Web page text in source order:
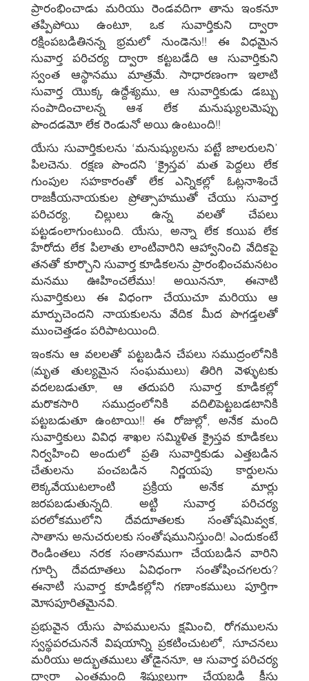
ప్రారంభించాడు మరియు రెండవదిగా తాను ఇంకనూ
తప్పిపోయి ఉంటూ, ఒక సువార్తికుని ద్వారా
రక్షింపబడితినన్న భ్రమలో నుండెను!! ఈ విధమైన
సువార్త పరిచర్య ద్వారా కట్టబడేది ఆ సువార్తికుని
స్వంత ఆస్థానము మాత్రమే. సాధారణంగా ఇలాటి
సువార్త యొక్క ఉద్దేశ్యము, ఆ సువార్తికుడు డబ్బు
సంపాదించాలన్న ఆశ లేక మనుష్యులమెప్పు
పొందడమో లేక రెండునో అయి ఉంటుంది!!
యేసు సువార్తికులను ‘మనుష్యులను పట్టే జాలరులని’
పిలచెను. రక్షణ పొందని ‘క్రైస్తవ’ మత పెద్దలు లేక
గుంపుల సహకారంతో లేక ఎన్నికల్లో ఓట్లనాశించే
రాజకీయనాయకుల ప్రోత్సాహముతో చేయు సువార్త
పరిచర్య, చిల్లులు ఉన్న వలతో చేపలు
పట్టడంలాగుంటుంది. యేసు, అన్నా లేక కయిప లేక
హేరోదు లేక పిలాతు లాంటివారిని ఆహ్వానించి వేదికపై
తనతో కూర్చొని సువార్త కూడికలను ప్రారంభించమనటం
మనము ఊహించలేము! అయిననూ, ఈనాటి
సువార్తికులు ఈ విధంగా చేయుచూ మరియు ఆ
మార్పుచెందని నాయకులను వేదిక మీద పొగడ్తలతో
ముంచెత్తడం పరిపాటయింది.
ఇంకను ఆ వలలతో పట్టబడిన చేపలు సముద్రంలోనికి
(మృత తుల్యమైన సంఘములు) తిరిగి వెళ్ళుటకు
వదలబడుతూ, ఆ తదుపరి సువార్త కూడికల్లో
మరొకసారి సముద్రంలోనికి వదిలిపెట్టబడటానికి
పట్టబడుతూ ఉంటాయి!! ఈ రోజుల్లో, అనేక మంది
సువార్తికులు వివిధ శాఖల సమ్మిళిత క్రైస్తవ కూడికలు
నిర్వహించి అందులో ప్రతి సువార్తికుడు ఎత్తబడిన
చేతులను పంచబడిన నిర్ణయపు కార్డులను
లెక్కవేయుటలాంటి ప్రక్రియ అనేక మార్లు
జరపబడుతున్నది. అట్టి సువార్త పరిచర్య
పరలోకములోని దేవదూతలకు సంతోషమివ్వక,
సాతాను అనుచరులకు సంతోషమునిస్తుంది! ఎందుకంటే
రెండింతలు నరక సంతానముగా చేయబడిన వారిని
గూర్చి దేవదూతలు ఏవిధంగా సంతోషించగలరు?
ఈనాటి సువార్త కూడికల్లోని గణాంకములు పూర్తిగా
మోసపూరితమైనవి.
ప్రభువైన యేసు పాపములను క్షమించి, రోగములను
స్వస్థపరచుననే విషయాన్ని ప్రకటించుటలో, సూచనలు
మరియు అద్భుతములు తోడైననూ, ఆ సువార్త పరిచర్య
ద్వారా ఎంతమంది శిష్యులుగా చేయబడి క్రీస్తు